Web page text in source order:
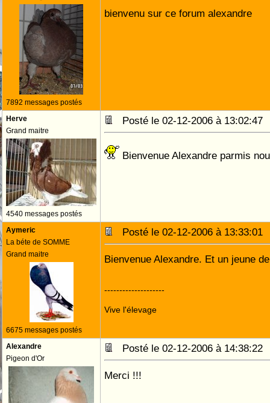
7892 messages postés
bienvenu sur ce forum alexandre
Herve
Grand maitre
4540 messages postés
Posté le 02-12-2006 à
Bienvenue Alexandre parmis
Aymeric
La béte de SOMME
Grand maitre
6675 messages postés
Posté le 02-12-2006 à
Bienvenue Alexandre. Et un jeune
--------------------
Vive l'élevage
Alexandre
Pigeon d'Or
Posté le 02-12-2006 à
Merci !!!